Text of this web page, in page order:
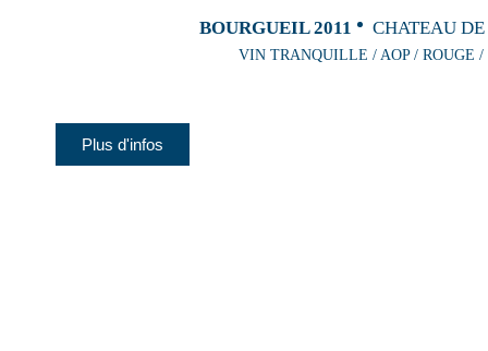
BOURGUEIL 2011 CHATEAU
VIN TRANQUILLE / AOP / ROUGE /
Plus d'infos